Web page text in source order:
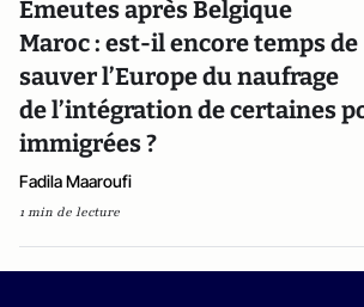
Émeutes après Belgique
Maroc : est-il encore temps de
sauver l’Europe du naufrage
de l’intégration de certaines
immigrées ?
Fadila Maaroufi
1 min de lecture